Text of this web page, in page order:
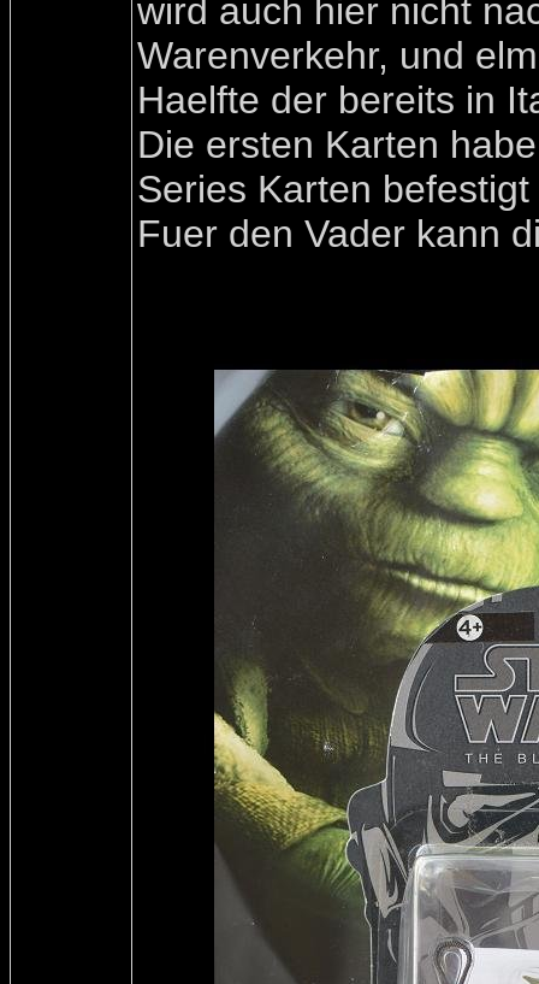
wird auch hier nicht
Warenverkehr, und
Haelfte der bereits in
Die ersten Karten
Series Karten
Fuer den Vader kann